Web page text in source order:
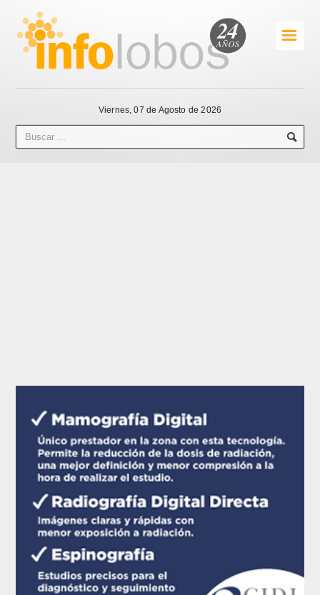
☰
Viernes, 07 de Agosto de 2026